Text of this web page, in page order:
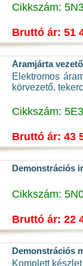
Cikkszám:
Bruttó ár: 51
Áramjárta
Elektromos
körvezető,
Cikkszám:
Bruttó ár: 43
Demonstrációs
Cikkszám:
Bruttó ár: 22
Demonstrációs
Komplett